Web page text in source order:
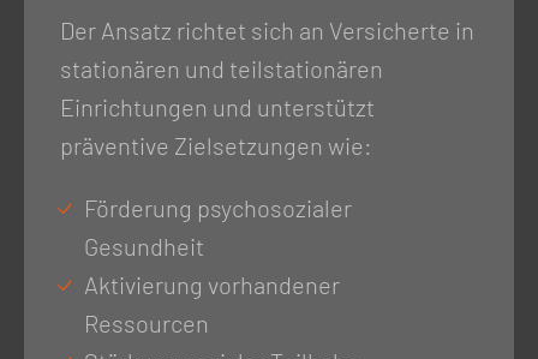
Der Ansatz richtet sich an Versicherte in
stationären und teilstationären
Einrichtungen und unterstützt
präventive Zielsetzungen wie:
Förderung psychosozialer
Gesundheit
Aktivierung vorhandener
Ressourcen